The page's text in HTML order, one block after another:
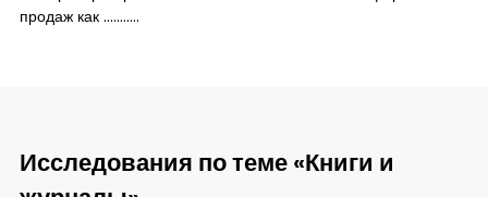
продаж как ………..
Исследования по теме «Книги и